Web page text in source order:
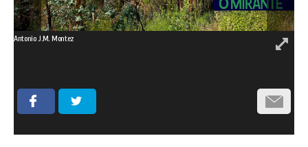
Antonio J.M. Montez